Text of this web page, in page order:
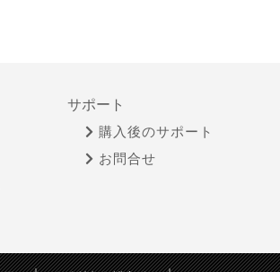
サポート
購入後のサポート
お問合せ